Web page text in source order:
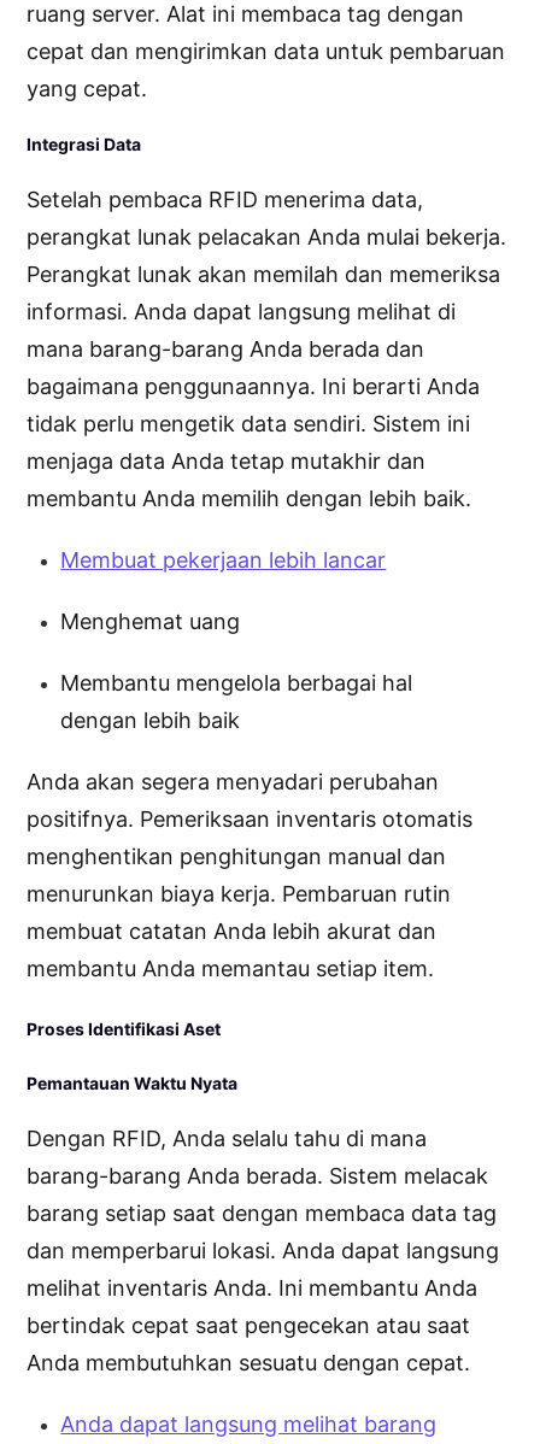
ruang server. Alat ini membaca tag dengan
cepat dan mengirimkan data untuk pembaruan
yang cepat.
Integrasi Data
Setelah pembaca RFID menerima data,
perangkat lunak pelacakan Anda mulai bekerja.
Perangkat lunak akan memilah dan memeriksa
informasi. Anda dapat langsung melihat di
mana barang-barang Anda berada dan
bagaimana penggunaannya. Ini berarti Anda
tidak perlu mengetik data sendiri. Sistem ini
menjaga data Anda tetap mutakhir dan
membantu Anda memilih dengan lebih baik.
Membuat pekerjaan lebih lancar
Menghemat uang
Membantu mengelola berbagai hal
dengan lebih baik
Anda akan segera menyadari perubahan
positifnya. Pemeriksaan inventaris otomatis
menghentikan penghitungan manual dan
menurunkan biaya kerja. Pembaruan rutin
membuat catatan Anda lebih akurat dan
membantu Anda memantau setiap item.
Proses Identifikasi Aset
Pemantauan Waktu Nyata
Dengan RFID, Anda selalu tahu di mana
barang-barang Anda berada. Sistem melacak
barang setiap saat dengan membaca data tag
dan memperbarui lokasi. Anda dapat langsung
melihat inventaris Anda. Ini membantu Anda
bertindak cepat saat pengecekan atau saat
Anda membutuhkan sesuatu dengan cepat.
Anda dapat langsung melihat barang